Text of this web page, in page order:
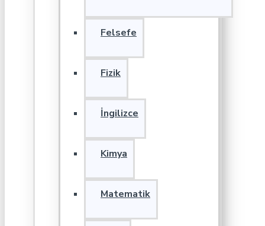
Felsefe
Fizik
İngilizce
Kimya
Matematik